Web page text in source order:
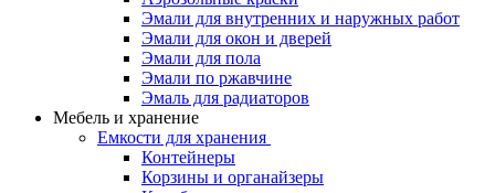
Эмали для внутренних и наружных работ
Эмали для окон и дверей
Эмали для пола
Эмали по ржавчине
Эмаль для радиаторов
Мебель и хранение
Емкости для хранения
Контейнеры
Корзины и органайзеры